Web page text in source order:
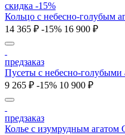
скидка -15%
Кольцо c небесно-голубым
14 365 ₽ -15% 16 900 ₽
предзаказ
Пусеты c небесно-голубыми
9 265 ₽ -15% 10 900 ₽
предзаказ
Колье c изумрудным агатом